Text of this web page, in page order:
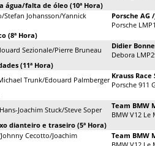
água/falta de óleo (10ª Hora)
Stefan Johansson/Yannick
Porsche AG
Porsche
(8ª Hora)
Sezionale/Pierre Bruneau
Didier
Debora
(11ª Hora)
Trunk/Edouard Palmberger Krauss
Porsche 911
Joachim Stuck/Steve Soper
Team BMW
BMW V12 Le
dianteiro e traseiro (5ª Hora)
Cecotto/Joachim
Team BMW